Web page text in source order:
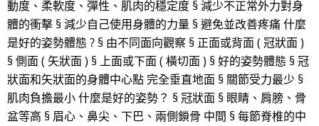
動度、柔軟度、彈性、肌肉的穩定度 § 減少不正常外力對身
體的衝擊 § 減少自己使用身體的力量 § 避免並改善疼痛 什麼
是好的姿勢體態 ? § 由不同面向觀察 § 正面或背面 ( 冠狀面 )
§ 側面 ( 矢狀面 ) § 上面或下面 ( 橫切面 ) § 好的姿勢體態 § 冠
狀面和矢狀面的身體中心點 完全垂直地面 § 關節受力最少 §
肌肉負擔最小 什麼是好的姿勢？ § 冠狀面 § 眼睛、肩膀、骨
盆等高 § 眉心、鼻尖、下巴、兩側鎖骨 中間 § 每節脊椎的中